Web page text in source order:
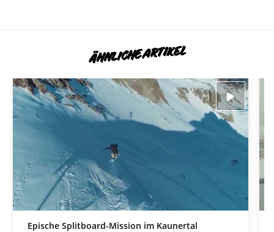
ÄHNLICHE ARTIKEL
Epische Splitboard-Mission im Kaunertal